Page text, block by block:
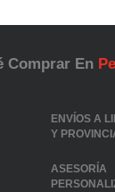
Comprar En
ENVÍOS A
Y
ASESORÍA